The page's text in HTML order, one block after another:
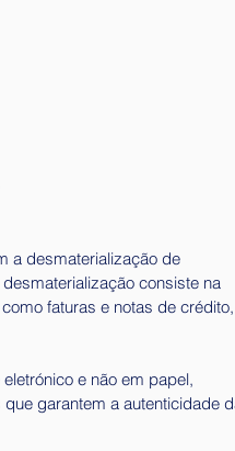
a desmaterialização de
consiste na
faturas e notas de crédito,
e não em papel,
garantem a autenticidade